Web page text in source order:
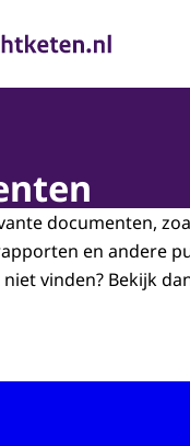
documenten,
en andere
vinden? Bekijk